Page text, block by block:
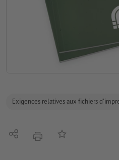
Exigences relatives aux fichiers
PartagerimprimerAjouter à liste